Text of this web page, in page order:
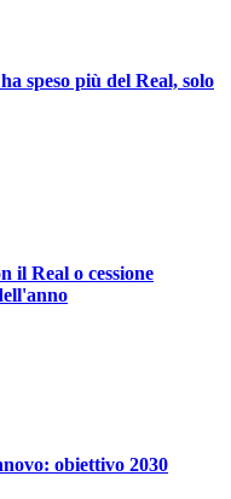
speso più del Real, solo
il Real o cessione
obiettivo 2030